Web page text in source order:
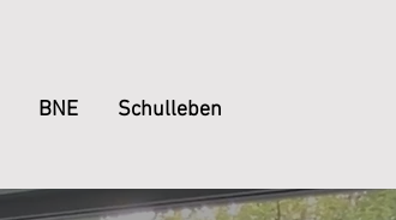
BNE Schulleben